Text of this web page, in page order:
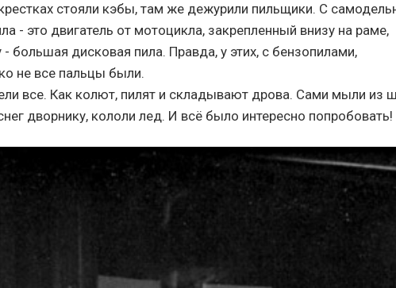
стояли кэбы, там же дежурили пильщики. С
- это двигатель от мотоцикла, закрепленный внизу на раме,
- большая дисковая пила. Правда, у этих, с бензопилами,
не все пальцы были.
все. Как колют, пилят и складывают дрова. Сами мыли из
дворнику, кололи лед. И всё было интересно попробовать!